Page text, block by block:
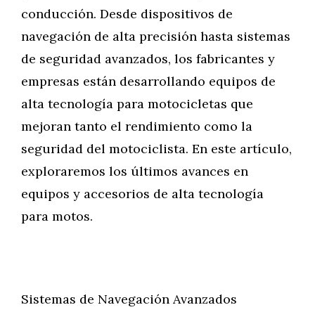
conducción. Desde dispositivos de
navegación de alta precisión hasta sistemas
de seguridad avanzados, los fabricantes y
empresas están desarrollando equipos de
alta tecnología para motocicletas que
mejoran tanto el rendimiento como la
seguridad del motociclista. En este artículo,
exploraremos los últimos avances en
equipos y accesorios de alta tecnología
para motos.
Sistemas de Navegación Avanzados